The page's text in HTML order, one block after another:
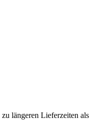
längeren Lieferzeiten